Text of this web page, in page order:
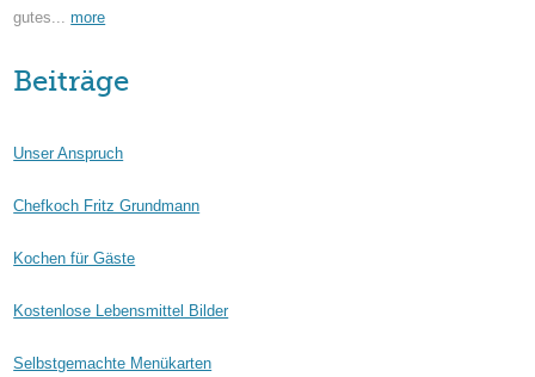
gutes...more
Beiträge
Unser Anspruch
Chefkoch Fritz Grundmann
Kochen für Gäste
Kostenlose Lebensmittel Bilder
Selbstgemachte Menükarten